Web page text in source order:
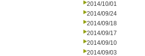
2014/10/01
2014/09/24
2014/09/18
2014/09/17
2014/09/10
2014/09/03